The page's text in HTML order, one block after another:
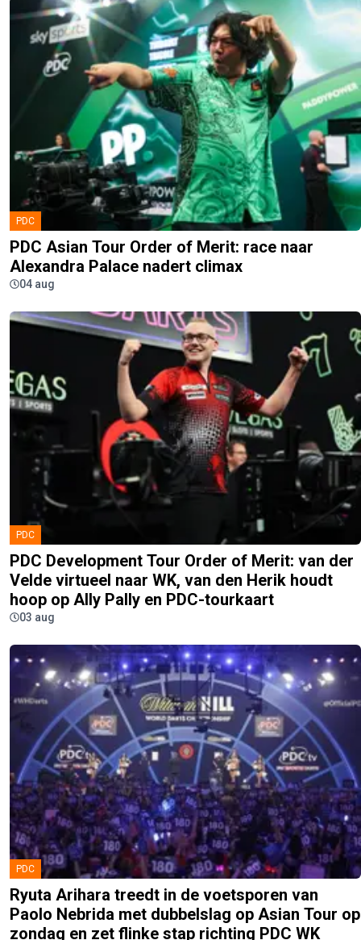
PDC
PDC Asian Tour Order of Merit: race naar
Alexandra Palace nadert climax
04 aug
PDC
PDC Development Tour Order of Merit: van der
Velde virtueel naar WK, van den Herik houdt
hoop op Ally Pally en PDC-tourkaart
03 aug
PDC
Ryuta Arihara treedt in de voetsporen van
Paolo Nebrida met dubbelslag op Asian Tour op
zondag en zet flinke stap richting PDC WK